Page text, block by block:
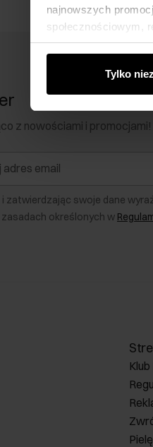
najnowszych
społecznościowym,
od Ciebie lub
Tylko
z nowościami i promocjami!
zatwierdzając swoje dane
określonych w